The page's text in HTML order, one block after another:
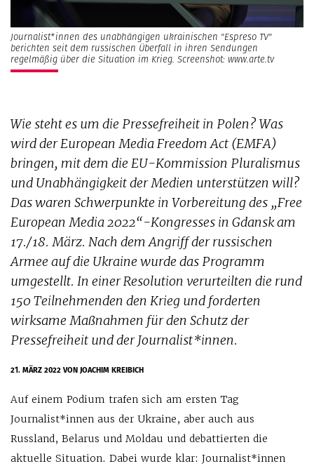
Journalist*innen des unabhängigen ukrainischen "Espreso TV"
berichten seit dem russischen Überfall in ihren Sendungen
regelmäßig über die Situation im Krieg. Screenshot: www.arte.tv
Wie steht es um die Pressefreiheit in Polen? Was
wird der European Media Freedom Act (EMFA)
bringen, mit dem die EU-Kommission Pluralismus
und Unabhängigkeit der Medien unterstützen will?
Das waren Schwerpunkte in Vorbereitung des „Free
European Media 2022“-Kongresses in Gdansk am
17./18. März. Nach dem Angriff der russischen
Armee auf die Ukraine wurde das Programm
umgestellt. In einer Resolution verurteilten die rund
150 Teilnehmenden den Krieg und forderten
wirksame Maßnahmen für den Schutz der
Pressefreiheit und der Journalist*innen.
21. MÄRZ 2022VON JOACHIM KREIBICH
Auf einem Podium trafen sich am ersten Tag
Journalist*innen aus der Ukraine, aber auch aus
Russland, Belarus und Moldau und debattierten die
aktuelle Situation. Dabei wurde klar: Journalist*innen